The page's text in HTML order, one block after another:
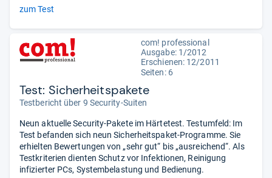
zum Test
com! professional
Ausgabe: 1/2012
Erschienen: 12/2011
Seiten: 6
Test: Sicherheitspakete
Testbericht über 9 Security-Suiten
Neun aktuelle Security-Pakete im Härtetest. Testumfeld: Im
Test befanden sich neun Sicherheitspaket-Programme. Sie
erhielten Bewertungen von „sehr gut“ bis „ausreichend“. Als
Testkriterien dienten Schutz vor Infektionen, Reinigung
infizierter PCs, Systembelastung und Bedienung.